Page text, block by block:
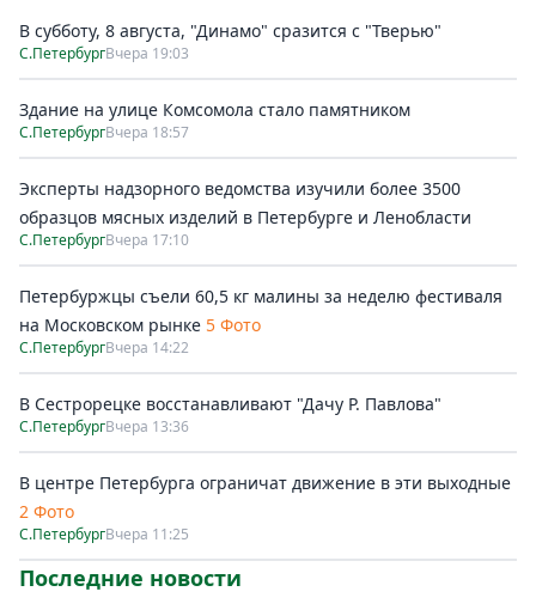
В субботу, 8 августа, "Динамо" сразится с "Тверью"
С.ПетербургВчера 19:03
Здание на улице Комсомола стало памятником
С.ПетербургВчера 18:57
Эксперты надзорного ведомства изучили более 3500
образцов мясных изделий в Петербурге и Ленобласти
С.ПетербургВчера 17:10
Петербуржцы съели 60,5 кг малины за неделю фестиваля
на Московском рынке 5 Фото
С.ПетербургВчера 14:22
В Сестрорецке восстанавливают "Дачу Р. Павлова"
С.ПетербургВчера 13:36
В центре Петербурга ограничат движение в эти выходные
2 Фото
С.ПетербургВчера 11:25
Последние новости